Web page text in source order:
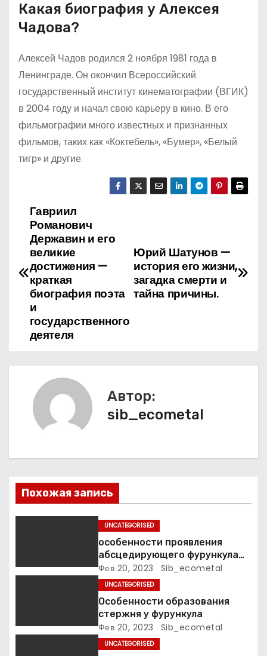
Какая биография у Алексея
Чадова?
Алексей Чадов родился 2 ноября 1981 года в
Ленинграде. Он окончил Всероссийский
государственный институт кинематографии (ВГИК)
в 2004 году и начал свою карьеру в кино. В его
фильмографии много известных и признанных
фильмов, таких как «Коктебель», «Бумер», «Белый
тигр» и другие.
Н
в
ц
з
а
и
Юрий Шатунов —
история его жизни,
загадка смерти и
тайна причины.
Гавриил
Романович
Державин и его
великие
достижения —
краткая
биография поэта
и
государственного
деятеля
Автор:
sib_ecometal
Похожая запись
UNCATEGORISED
особенности проявления
абсцедирующего фурункула
код по МКБ-10
Фев 20, 2023 Sib_ecometal
UNCATEGORISED
Особенности образования
стержня у фурункула
Фев 20, 2023 Sib_ecometal
UNCATEGORISED